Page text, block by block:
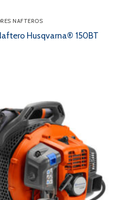
NAFTEROS
Husqvarna® 150BT